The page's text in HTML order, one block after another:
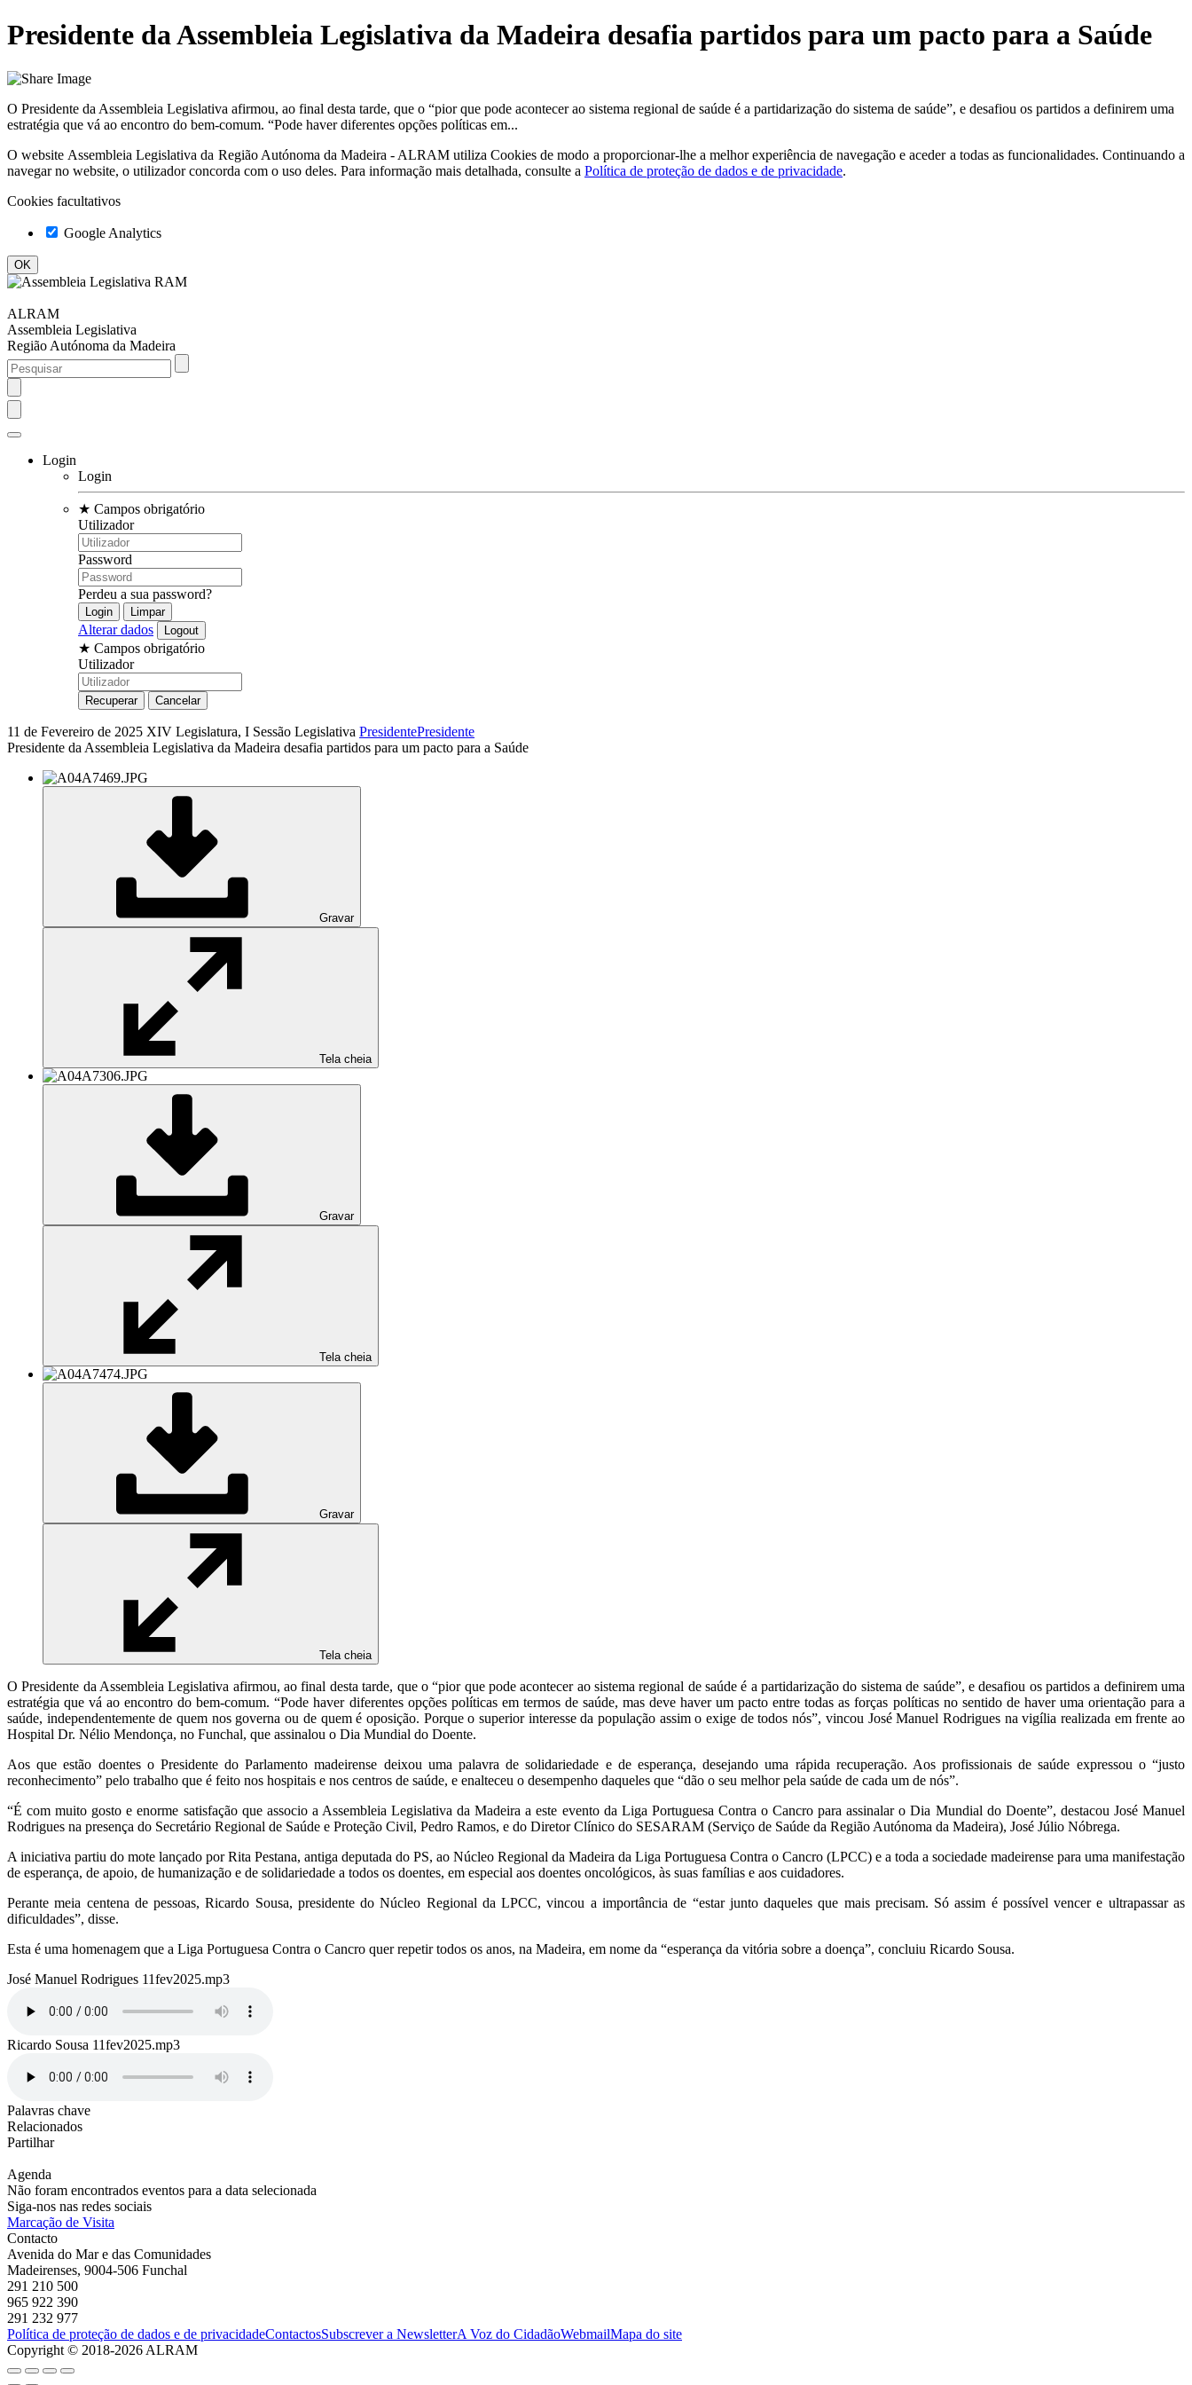
Presidente da Assembleia Legislativa da Madeira desafia partidos para um pacto para a Saúde
O Presidente da Assembleia Legislativa afirmou, ao final desta tarde, que o “pior que pode acontecer ao sistema regional de saúde é a partidarização do sistema de saúde”, e desafiou os partidos a definirem uma
estratégia que vá ao encontro do bem-comum. “Pode haver diferentes opções políticas em...
O website Assembleia Legislativa da Região Autónoma da Madeira - ALRAM utiliza Cookies de modo a proporcionar-lhe a melhor experiência de navegação e aceder a todas as funcionalidades. Continuando a
navegar no website, o utilizador concorda com o uso deles. Para informação mais detalhada, consulte a Política de proteção de dados e de privacidade.
Cookies facultativos
Google Analytics
ALRAM
Assembleia Legislativa
Região Autónoma da Madeira
Login
Login
★ Campos obrigatório
Utilizador
Password
Perdeu a sua password?
Alterar dados
★ Campos obrigatório
Utilizador
11 de Fevereiro de 2025 XIV Legislatura, I Sessão Legislativa PresidentePresidente
Presidente da Assembleia Legislativa da Madeira desafia partidos para um pacto para a Saúde
Gravar
Tela cheia
Gravar
Tela cheia
Gravar
Tela cheia
O Presidente da Assembleia Legislativa afirmou, ao final desta tarde, que o “pior que pode acontecer ao sistema regional de saúde é a partidarização do sistema de saúde”, e desafiou os partidos a definirem uma
estratégia que vá ao encontro do bem-comum. “Pode haver diferentes opções políticas em termos de saúde, mas deve haver um pacto entre todas as forças políticas no sentido de haver uma orientação para a
saúde, independentemente de quem nos governa ou de quem é oposição. Porque o superior interesse da população assim o exige de todos nós”, vincou José Manuel Rodrigues na vigília realizada em frente ao
Hospital Dr. Nélio Mendonça, no Funchal, que assinalou o Dia Mundial do Doente.
Aos que estão doentes o Presidente do Parlamento madeirense deixou uma palavra de solidariedade e de esperança, desejando uma rápida recuperação. Aos profissionais de saúde expressou o “justo
reconhecimento” pelo trabalho que é feito nos hospitais e nos centros de saúde, e enalteceu o desempenho daqueles que “dão o seu melhor pela saúde de cada um de nós”.
“É com muito gosto e enorme satisfação que associo a Assembleia Legislativa da Madeira a este evento da Liga Portuguesa Contra o Cancro para assinalar o Dia Mundial do Doente”, destacou José Manuel
Rodrigues na presença do Secretário Regional de Saúde e Proteção Civil, Pedro Ramos, e do Diretor Clínico do SESARAM (Serviço de Saúde da Região Autónoma da Madeira), José Júlio Nóbrega.
A iniciativa partiu do mote lançado por Rita Pestana, antiga deputada do PS, ao Núcleo Regional da Madeira da Liga Portuguesa Contra o Cancro (LPCC) e a toda a sociedade madeirense para uma manifestação
de esperança, de apoio, de humanização e de solidariedade a todos os doentes, em especial aos doentes oncológicos, às suas famílias e aos cuidadores.
Perante meia centena de pessoas, Ricardo Sousa, presidente do Núcleo Regional da LPCC, vincou a importância de “estar junto daqueles que mais precisam. Só assim é possível vencer e ultrapassar as
dificuldades”, disse.
Esta é uma homenagem que a Liga Portuguesa Contra o Cancro quer repetir todos os anos, na Madeira, em nome da “esperança da vitória sobre a doença”, concluiu Ricardo Sousa.
José Manuel Rodrigues 11fev2025.mp3
Ricardo Sousa 11fev2025.mp3
Palavras chave
Relacionados
Partilhar
Agenda
Não foram encontrados eventos para a data selecionada
Siga-nos nas redes sociais
Marcação de Visita
Contacto
Avenida do Mar e das Comunidades
Madeirenses, 9004-506 Funchal
291 210 500
965 922 390
291 232 977
Política de proteção de dados e de privacidadeContactosSubscrever a NewsletterA Voz do CidadãoWebmailMapa do site
Copyright © 2018-2026 ALRAM